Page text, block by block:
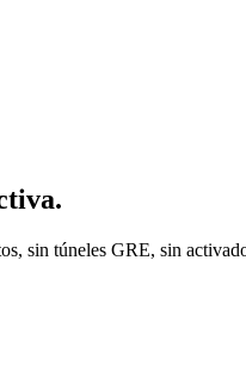
.
sin túneles GRE, sin